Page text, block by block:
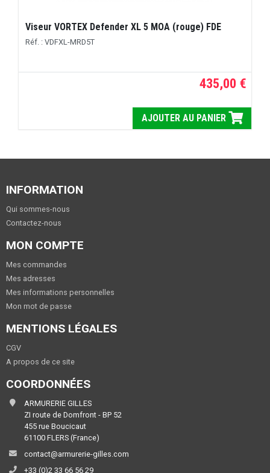
Viseur VORTEX Defender XL 5 MOA (rouge) FDE
Réf. : VDFXL-MRD5T
435,00 €
AJOUTER AU PANIER
INFORMATION
Qui sommes-nous
Contactez-nous
MON COMPTE
Mes commandes
Mes adresses
Mes informations personnelles
Mon mot de passe
MENTIONS LÉGALES
CGV
A propos de ce site
COORDONNÉES
ARMURERIE GILLES
ZI route de Domfront - BP 52
455 rue Boucicaut
61100 FLERS (France)
contact@armurerie-gilles.com
+33 (0)2 33 66 56 29